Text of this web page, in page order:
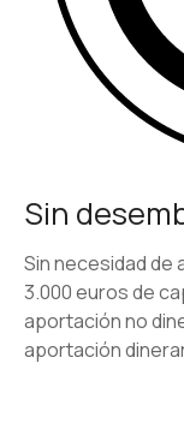
Sin
Sin necesidad de
3.000 euros de
aportación no
aportación